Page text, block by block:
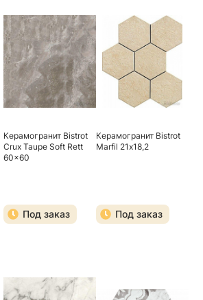
Керамогранит Bistrot
Crux Taupe Soft Rett
60x60
Под заказ
Керамогранит Bistrot
Marfil 21х18,2
Под заказ